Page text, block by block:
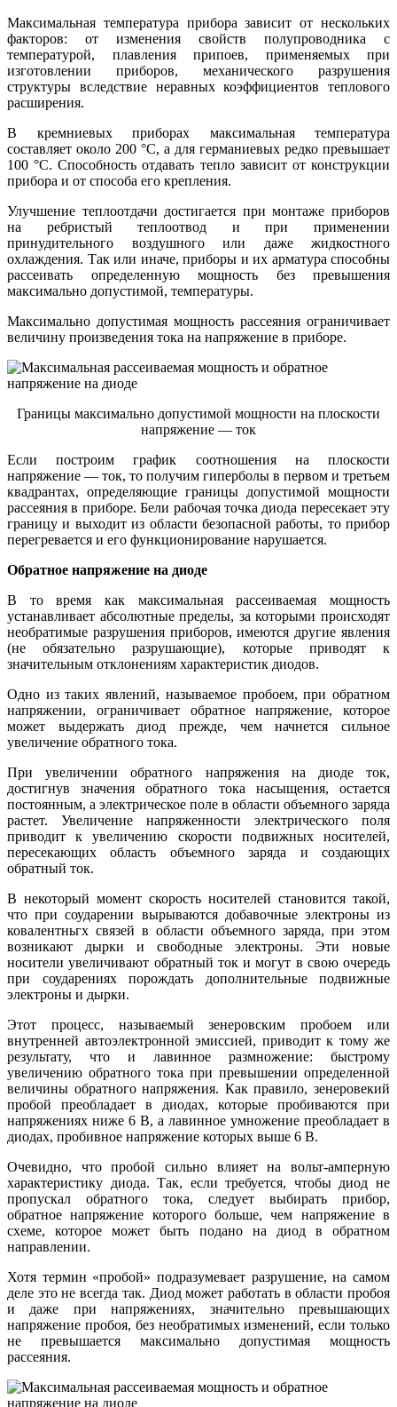
Максимальная температура прибора зависит от нескольких
факторов: от изменения свойств полупроводника с
температурой, плавления припоев, применяемых при
изготовлении приборов, механического разрушения
структуры вследствие неравных коэффициентов теплового
расширения.
В кремниевых приборах максимальная температура
составляет около 200 °С, а для германиевых редко превышает
100 °С. Способность отдавать тепло зависит от конструкции
прибора и от способа его крепления.
Улучшение теплоотдачи достигается при монтаже приборов
на ребристый теплоотвод и при применении
принудительного воздушного или даже жидкостного
охлаждения. Так или иначе, приборы и их арматура способны
рассеивать определенную мощность без превышения
максимально допустимой, температуры.
Максимально допустимая мощность рассеяния ограничивает
величину произведения тока на напряжение в приборе.
Границы максимально допустимой мощности на плоскости
напряжение — ток
Если построим график соотношения на плоскости
напряжение — ток, то получим гиперболы в первом и третьем
квадрантах, определяющие границы допустимой мощности
рассеяния в приборе. Бели рабочая точка диода пересекает эту
границу и выходит из области безопасной работы, то прибор
перегревается и его функционирование нарушается.
Обратное напряжение на диоде
В то время как максимальная рассеиваемая мощность
устанавливает абсолютные пределы, за которыми происходят
необратимые разрушения приборов, имеются другие явления
(не обязательно разрушающие), которые приводят к
значительным отклонениям характеристик диодов.
Одно из таких явлений, называемое пробоем, при обратном
напряжении, ограничивает обратное напряжение, которое
может выдержать диод прежде, чем начнется сильное
увеличение обратного тока.
При увеличении обратного напряжения на диоде ток,
достигнув значения обратного тока насыщения, остается
постоянным, а электрическое поле в области объемного заряда
растет. Увеличение напряженности электрического поля
приводит к увеличению скорости подвижных носителей,
пересекающих область объемного заряда и создающих
обратный ток.
В некоторый момент скорость носителей становится такой,
что при соударении вырываются добавочные электроны из
ковалентньгх связей в области объемного заряда, при этом
возникают дырки и свободные электроны. Эти новые
носители увеличивают обратный ток и могут в свою очередь
при соударениях порождать дополнительные подвижные
электроны и дырки.
Этот процесс, называемый зенеровским пробоем или
внутренней автоэлектронной эмиссией, приводит к тому же
результату, что и лавинное размножение: быстрому
увеличению обратного тока при превышении определенной
величины обратного напряжения. Как правило, зенеровекий
пробой преобладает в диодах, которые пробиваются при
напряжениях ниже 6 В, а лавинное умножение преобладает в
диодах, пробивное напряжение которых выше 6 В.
Очевидно, что пробой сильно влияет на вольт-амперную
характеристику диода. Так, если требуется, чтобы диод не
пропускал обратного тока, следует выбирать прибор,
обратное напряжение которого больше, чем напряжение в
схеме, которое может быть подано на диод в обратном
направлении.
Хотя термин «пробой» подразумевает разрушение, на самом
деле это не всегда так. Диод может работать в области пробоя
и даже при напряжениях, значительно превышающих
напряжение пробоя, без необратимых изменений, если только
не превышается максимально допустимая мощность
рассеяния.